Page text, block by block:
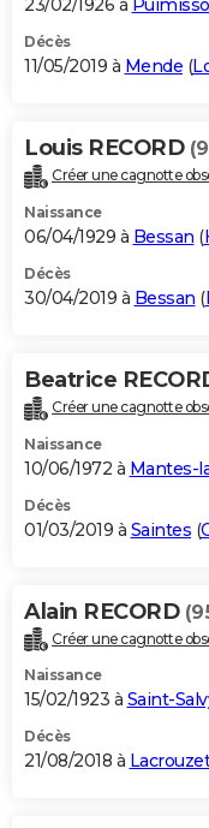
23/02/1926 à
Décès
11/05/2019 à Mende (
Louis RECORD
Créer une cagnotte
Naissance
06/04/1929 à Bessan (
Décès
30/04/2019 à Bessan (
Beatrice
Créer une cagnotte
Naissance
10/06/1972 à Mantes-
Décès
01/03/2019 à Saintes (
Alain RECORD
Créer une cagnotte
Naissance
15/02/1923 à Saint-
Décès
21/08/2018 à